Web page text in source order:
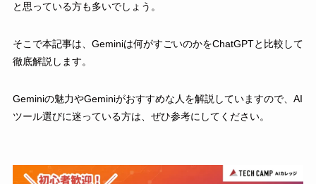
と思っている方も多いでしょう。
そこで本記事は、Geminiは何がすごいのかをChatGPTと比較して
徹底解説します。
Geminiの魅力やGeminiがおすすめな人を解説していますので、AI
ツール選びに迷っている方は、ぜひ参考にしてください。